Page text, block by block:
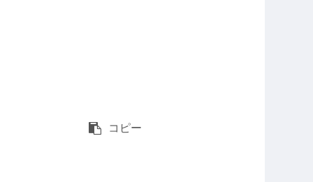
コピー